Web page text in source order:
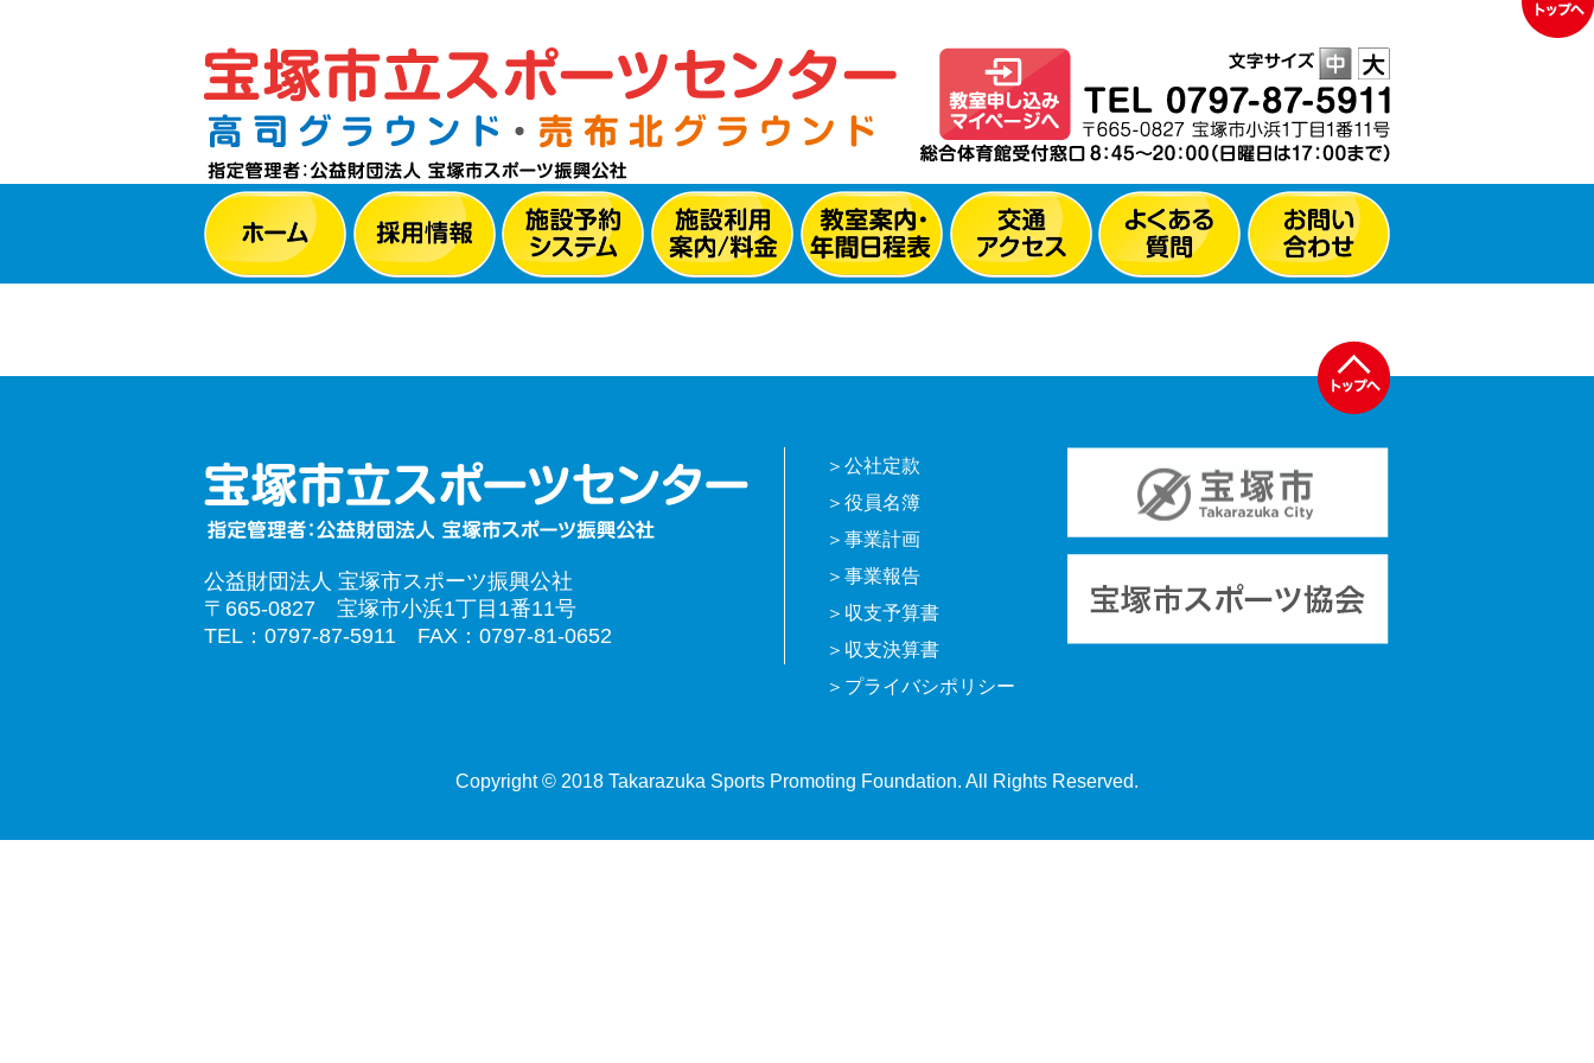
公益財団法人 宝塚市スポーツ振興公社
〒665-0827 宝塚市小浜1丁目1番11号
TEL：0797-87-5911 FAX：0797-81-0652
公社定款
役員名簿
事業計画
事業報告
収支予算書
収支決算書
プライバシポリシー
Copyright © 2018 Takarazuka Sports Promoting Foundation. All Rights Reserved.